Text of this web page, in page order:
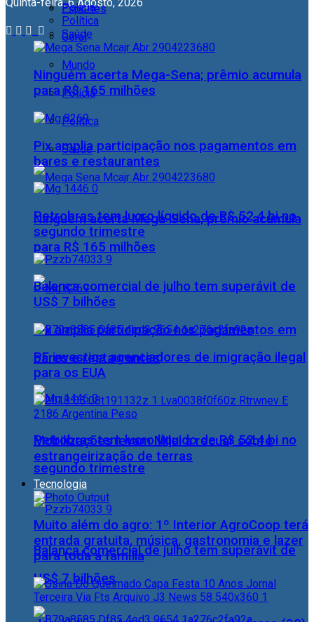
Esportes
Geral
Mundo
Polícia
Política
Saúde
Ninguém acerta Mega-Sena; prêmio acumula
para R$ 165 milhões
Pix amplia participação nos pagamentos em
bares e restaurantes
Petrobras tem lucro líquido de R$ 52,4 bi no
segundo trimestre
Balança comercial de julho tem superávit de
US$ 7 bilhões
Polícia
Política
Saúde
Ninguém acerta Mega-Sena; prêmio acumula
para R$ 165 milhões
Pix amplia participação nos pagamentos em
bares e restaurantes
Petrobras tem lucro líquido de R$ 52,4 bi no
segundo trimestre
Balança comercial de julho tem superávit de
US$ 7 bilhões
PF investiga agenciadores de imigração ilegal
para os EUA
Mobilizações levam Milei a recuar sobre
estrangeirização de terras
Tecnologia
Muito além do agro: 1º Interior AgroCoop terá
entrada gratuita, música, gastronomia e lazer
para toda a família